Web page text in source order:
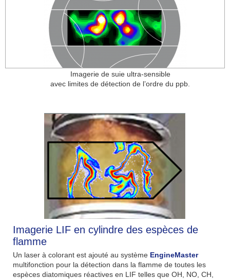
Imagerie de suie ultra-sensible
avec limites de détection de l’ordre du ppb.
Imagerie LIF en cylindre des espèces de
flamme
Un laser à colorant est ajouté au système EngineMaster
multifonction pour la détection dans la flamme de toutes les
espèces diatomiques réactives en LIF telles que OH, NO, CH,